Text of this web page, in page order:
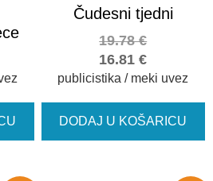
Čudesni tjedni
16.81€
19.78€
publicistika / meki uvez
DODAJ U KOŠARICU